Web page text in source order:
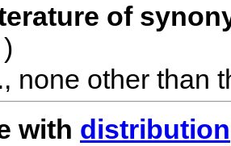
of
)
none other than
with distribution